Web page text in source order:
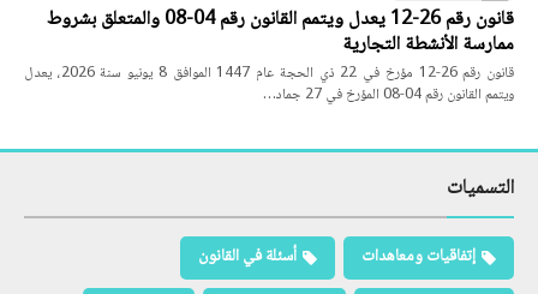
قانون رقم 26-12 يعدل ويتمم القانون رقم 04-08 والمتعلق بشروط
ممارسة الأنشطة التجارية
قانون رقم 26-12 مؤرخ في 22 ذي الحجة عام 1447 الموافق 8 يونيو سنة 2026، يعدل
ويتمم القانون رقم 04-08 المؤرخ في 27 جماد…
التسميات
إتفاقيات ومعاهدات
أسئلة في القانون